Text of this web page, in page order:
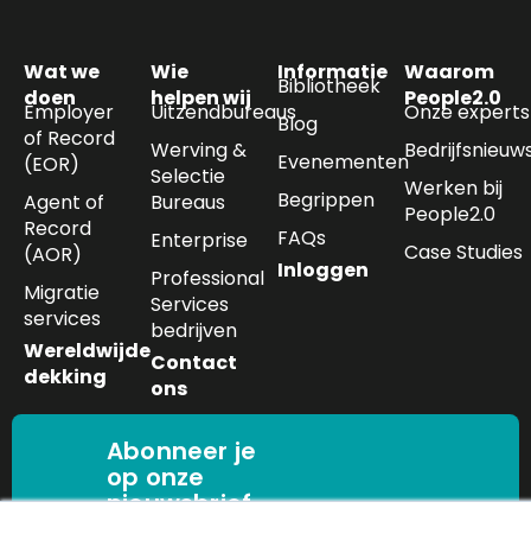
Wat we
doen
Employer
of Record
(EOR)
Agent of
Record
(AOR)
Migratie
services
Wereldwijde
dekking
Wie
helpen wij
Uitzendbureaus
Werving &
Selectie
Bureaus
Enterprise
Professional
Services
bedrijven
Contact
ons
Informatie
Bibliotheek
Blog
Evenementen
Begrippen
FAQs
Inloggen
Waarom
People2.0
Onze experts
Werken bij
People2.0
Case Studies
Abonneer je
op onze
nieuwsbrief